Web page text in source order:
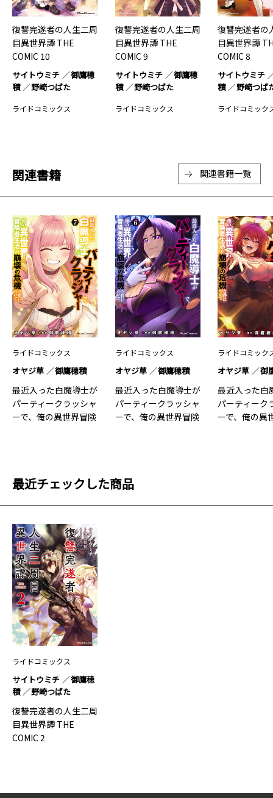
復讐完遂者の人生二周
目異世界譚 THE
COMIC 10
サイトウミチ
御鷹穂
積
野崎つばた
ライドコミックス
復讐完遂者の人生二周
目異世界譚 THE
COMIC 9
サイトウミチ
御鷹穂
積
野崎つばた
ライドコミックス
復讐完遂者の
目異世界譚
COMIC 8
サイトウミチ
積
野崎つば
ライドコミック
関連書籍 関連書籍一覧
ライドコミックス
オヤジ草 御鷹穂積
最近入った白魔導士が
パーティークラッシャ
ーで、俺の異世界冒険
ライドコミックス
オヤジ草 御鷹穂積
最近入った白魔導士が
パーティークラッシャ
ーで、俺の異世界冒険
ライドコミック
オヤジ草 御
最近入った白
パーティーク
ーで、俺の異
最近チェックした商品
ライドコミックス
サイトウミチ
御鷹穂
積
野崎つばた
復讐完遂者の人生二周
目異世界譚 THE
COMIC 2